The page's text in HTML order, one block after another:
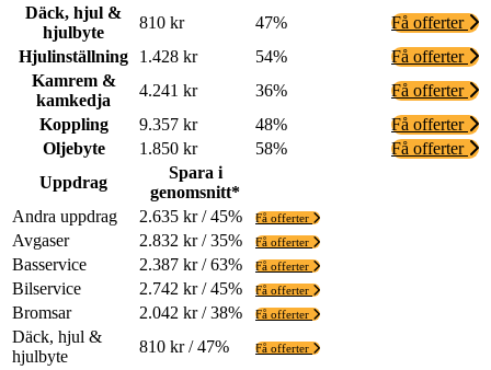
Däck, hjul &
hjulbyte
810 kr 47%
Få offerter
Hjulinställning
1.428 kr 54%
Få offerter
Kamrem &
kamkedja
4.241 kr 36%
Få offerter
Koppling
9.357 kr 48%
Få offerter
Oljebyte
1.850 kr 58%
Få offerter
Uppdrag
Spara i
genomsnitt*
Andra uppdrag
2.635 kr / 45% Få offerter
Avgaser 2.832 kr / 35% Få offerter
Basservice 2.387 kr / 63% Få offerter
Bilservice 2.742 kr / 45% Få offerter
Bromsar 2.042 kr / 38% Få offerter
Däck, hjul &
hjulbyte
810 kr / 47% Få offerter